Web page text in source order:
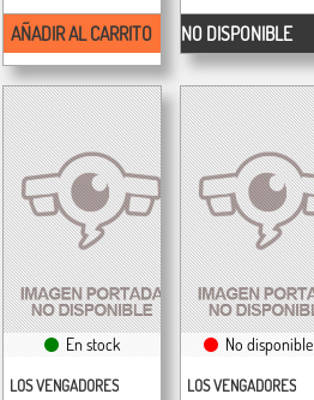
AÑADIR AL CARRITO NO DISPONIBLE
En stock
LOS VENGADORES
No disponible
LOS VENGADORES